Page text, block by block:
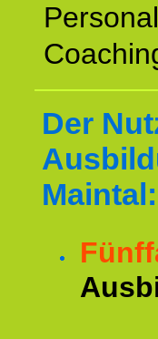
Der
Maintal: